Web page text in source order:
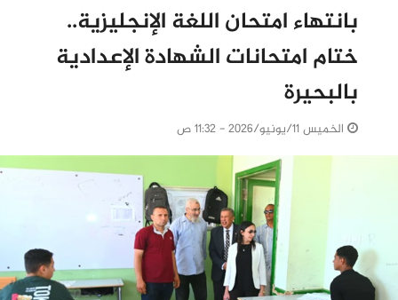
بانتهاء امتحان اللغة الإنجليزية..
ختام امتحانات الشهادة الإعدادية
بالبحيرة
الخميس 11/يونيو/2026 - 11:32 ص